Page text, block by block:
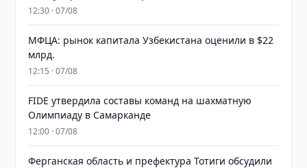
12:30 · 07/08
МФЦА: рынок капитала Узбекистана оценили в $22
млрд.
12:15 · 07/08
FIDE утвердила составы команд на шахматную
Олимпиаду в Самарканде
12:00 · 07/08
Ферганская область и префектура Тотиги обсудили